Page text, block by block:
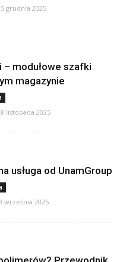
5 grudnia 2025
modułowe szafki
magazynie
listopada 2025
usługa od UnamGroup
września 2025